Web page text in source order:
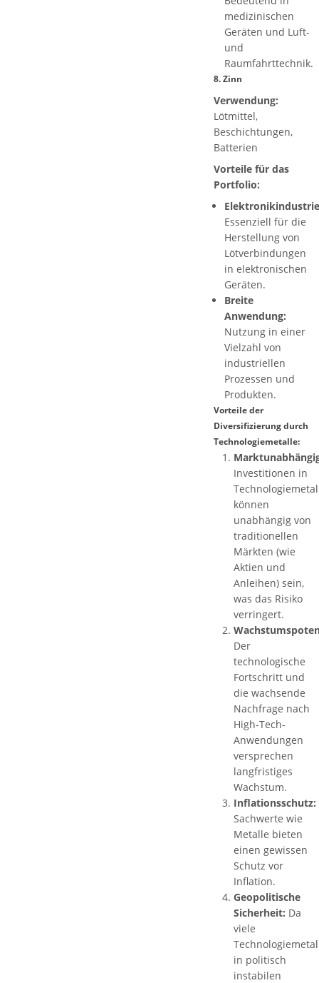
medizinischen
Geräten und Luft-
und
Raumfahrttechnik.
8.Zinn
Verwendung:
Lötmittel,
Beschichtungen,
Batterien
Vorteile für das
Portfolio:
Essenziell für die
Herstellung von
Lötverbindungen
in elektronischen
Geräten.
Breite
Anwendung:
Nutzung in einer
Vielzahl von
industriellen
Prozessen und
Produkten.
Vorteile der
Diversifizierung durch
Technologiemetalle:
Investitionen in
können
unabhängig von
traditionellen
Märkten (wie
Aktien und
Anleihen) sein,
was das Risiko
verringert.
Der
technologische
Fortschritt und
die wachsende
Nachfrage nach
High-Tech-
Anwendungen
versprechen
langfristiges
Wachstum.
Inflationsschutz:
Sachwerte wie
Metalle bieten
einen gewissen
Schutz vor
Inflation.
Geopolitische
Sicherheit: Da
viele
in politisch
instabilen